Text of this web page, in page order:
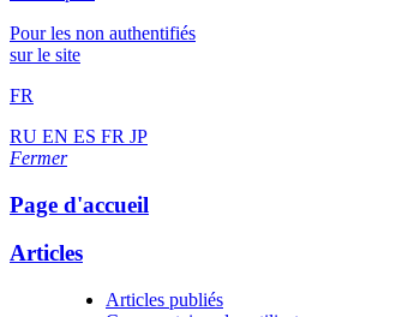
Pour les non authentifiés
sur le site
FR
RU EN ES FR JP
Fermer
Page d'accueil
Articles
Articles publiés